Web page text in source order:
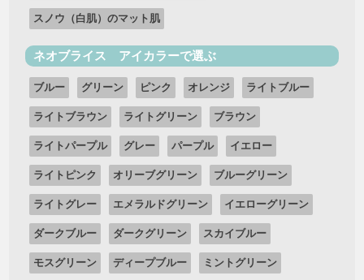
スノウ（白肌）のマット肌
ネオブライス アイカラーで選ぶ
ブルー グリーン ピンク オレンジ ライトブルー
ライトブラウン ライトグリーン ブラウン
ライトパープル グレー パープル イエロー
ライトピンク オリーブグリーン ブルーグリーン
ライトグレー エメラルドグリーン イエローグリーン
ダークブルー ダークグリーン スカイブルー
モスグリーン ディープブルー ミントグリーン